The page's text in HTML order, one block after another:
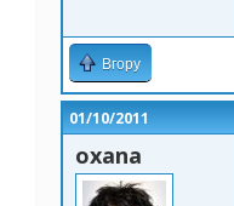
Вгору
01/10/2011
oxana